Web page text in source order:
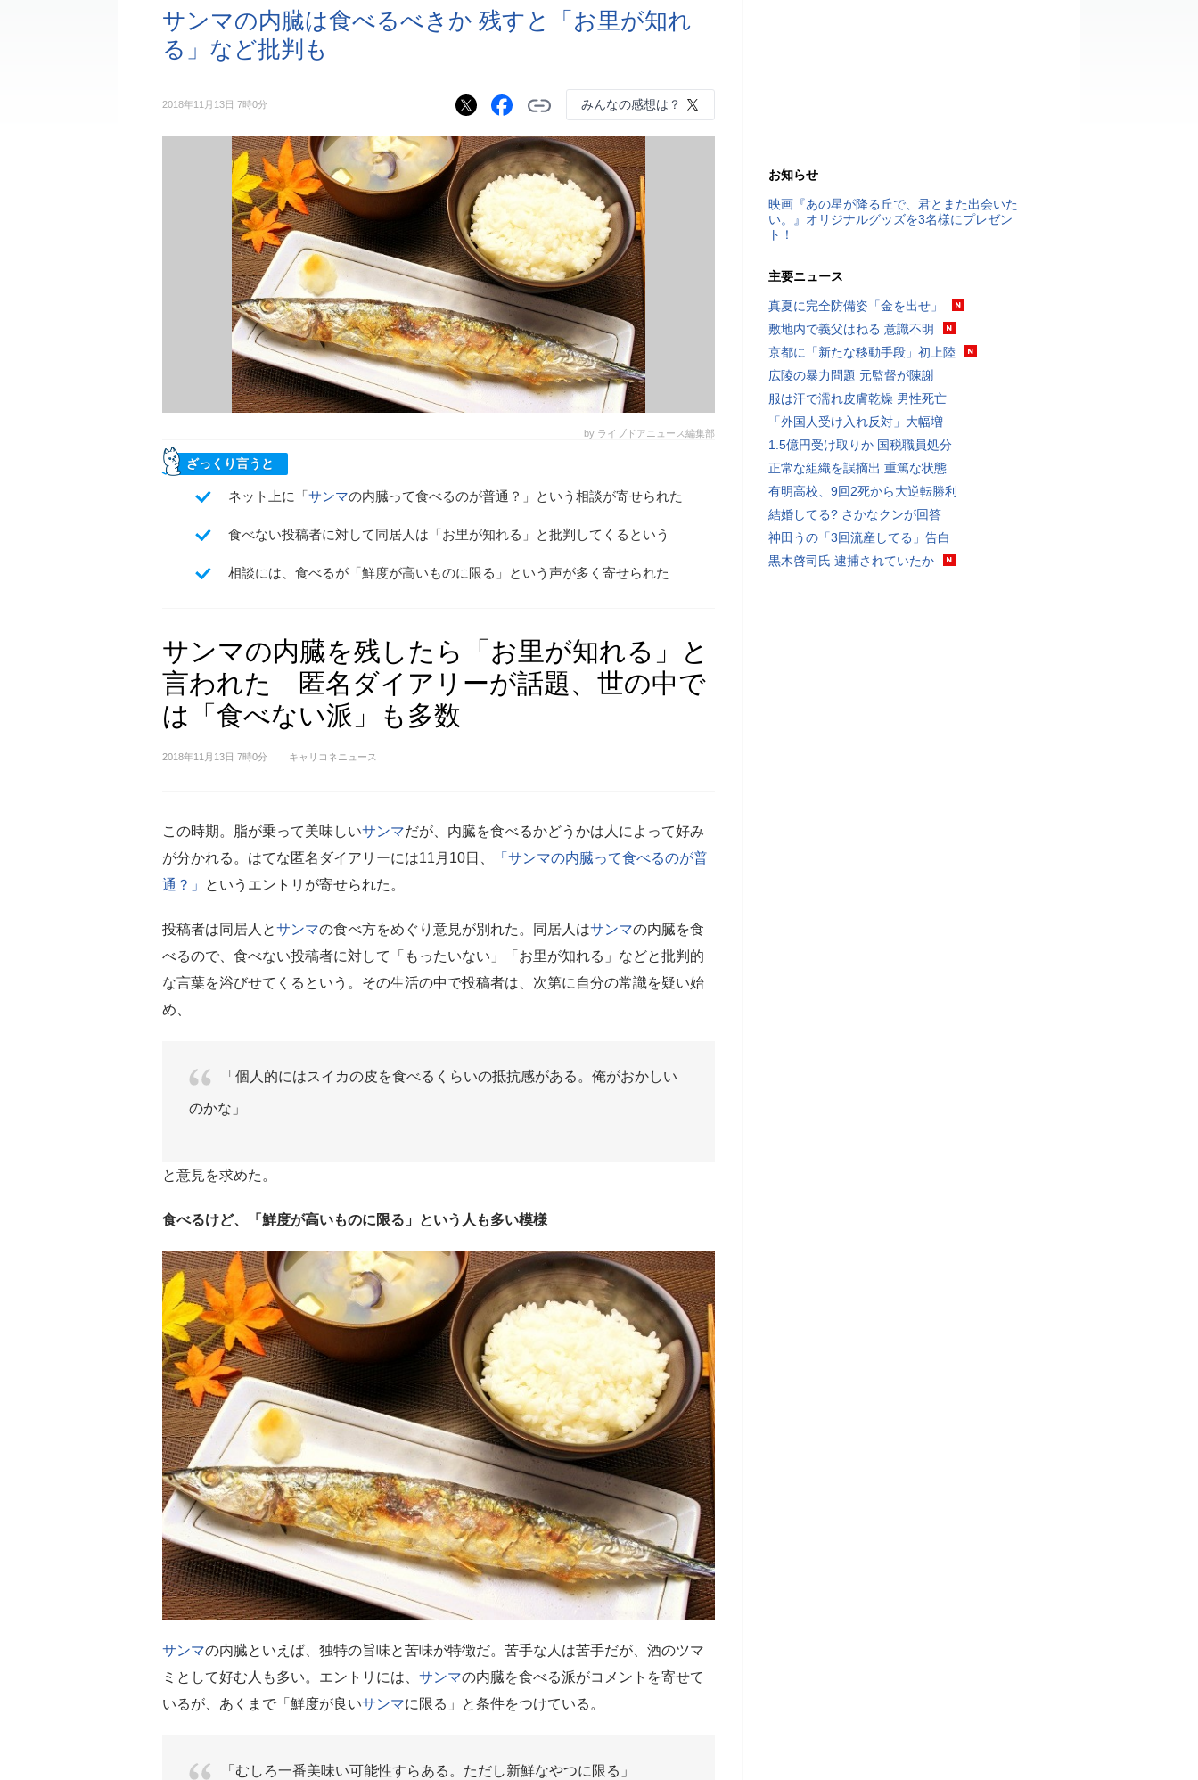
サンマの内臓は食べるべきか 残すと「お里が知れ
る」など批判も
2018年11月13日 7時0分 みんなの感想は？
by ライブドアニュース編集部
ざっくり言うと
ネット上に「サンマの内臓って食べるのが普通？」という相談が寄せられた
食べない投稿者に対して同居人は「お里が知れる」と批判してくるという
相談には、食べるが「鮮度が高いものに限る」という声が多く寄せられた
サンマの内臓を残したら「お里が知れる」と
言われた 匿名ダイアリーが話題、世の中で
は「食べない派」も多数
2018年11月13日 7時0分 キャリコネニュース
この時期。脂が乗って美味しいサンマだが、内臓を食べるかどうかは人によって好み
が分かれる。はてな匿名ダイアリーには11月10日、
「サンマの内臓って食べるのが普
通？」
というエントリが寄せられた。
投稿者は同居人とサンマの食べ方をめぐり意見が別れた。同居人はサンマの内臓を食
べるので、食べない投稿者に対して「もったいない」「お里が知れる」などと批判的
な言葉を浴びせてくるという。その生活の中で投稿者は、次第に自分の常識を疑い始
め、
「個人的にはスイカの皮を食べるくらいの抵抗感がある。俺がおかしい
のかな」
と意見を求めた。
食べるけど、「鮮度が高いものに限る」という人も多い模様
サンマの内臓といえば、独特の旨味と苦味が特徴だ。苦手な人は苦手だが、酒のツマ
ミとして好む人も多い。エントリには、 サンマの内臓を食べる派がコメントを寄せて
いるが、あくまで「鮮度が良いサンマに限る」と条件をつけている。
「むしろ一番美味い可能性すらある。ただし新鮮なやつに限る」
お知らせ
映画『あの星が降る丘で、君とまた出会いた
い。』オリジナルグッズを3名様にプレゼン
ト！
主要ニュース
真夏に完全防備姿「金を出せ」
敷地内で義父はねる 意識不明
京都に「新たな移動手段」初上陸
広陵の暴力問題 元監督が陳謝
服は汗で濡れ皮膚乾燥 男性死亡
「外国人受け入れ反対」大幅増
1.5億円受け取りか 国税職員処分
正常な組織を誤摘出 重篤な状態
有明高校、9回2死から大逆転勝利
結婚してる? さかなクンが回答
神田うの「3回流産してる」告白
黒木啓司氏 逮捕されていたか